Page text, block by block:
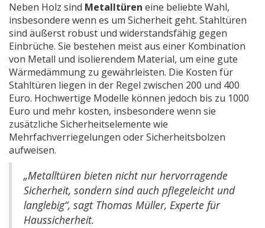
Neben Holz sind Metalltüren eine beliebte Wahl,
insbesondere wenn es um Sicherheit geht. Stahltüren
sind äußerst robust und widerstandsfähig gegen
Einbrüche. Sie bestehen meist aus einer Kombination
von Metall und isolierendem Material, um eine gute
Wärmedämmung zu gewährleisten. Die Kosten für
Stahltüren liegen in der Regel zwischen 200 und 400
Euro. Hochwertige Modelle können jedoch bis zu 1000
Euro und mehr kosten, insbesondere wenn sie
zusätzliche Sicherheitselemente wie
Mehrfachverriegelungen oder Sicherheitsbolzen
aufweisen.
„Metalltüren bieten nicht nur hervorragende
Sicherheit, sondern sind auch pflegeleicht und
langlebig“, sagt Thomas Müller, Experte für
Haussicherheit.